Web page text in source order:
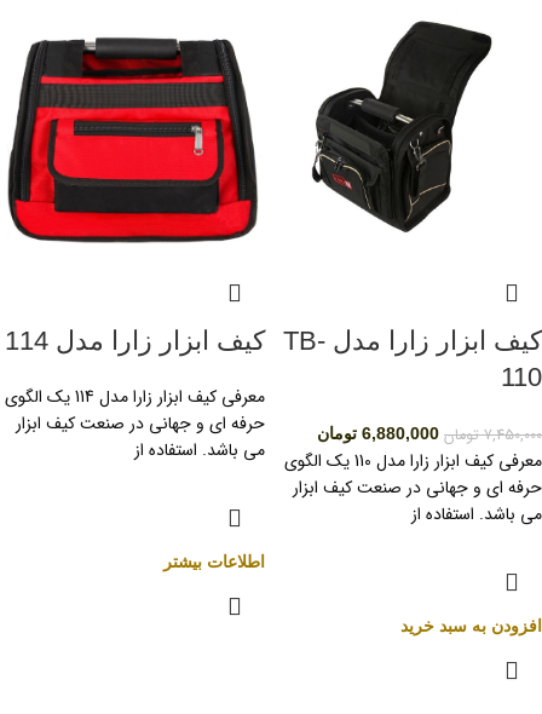
کیف ابزار زارا مدل TB-
110
7,450,000 تومان 6,880,000 تومان
معرفی کیف ابزار زارا مدل 110 یک الگوی
حرفه ای و جهانی در صنعت کیف ابزار
می باشد. استفاده از
افزودن به سبد خرید
کیف ابزار زارا مدل 114
معرفی کیف ابزار زارا مدل 114 یک الگوی
حرفه ای و جهانی در صنعت کیف ابزار
می باشد. استفاده از
اطلاعات بیشتر